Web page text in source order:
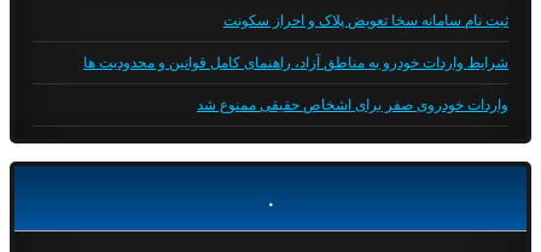
ثبت نام سامانه سخا تعویض پلاک و احراز سکونت
شرایط واردات خودرو به مناطق آزاد، راهنمای کامل قوانین و محدودیت ها
واردات خودروی صفر برای اشخاص حقیقی ممنوع شد
.